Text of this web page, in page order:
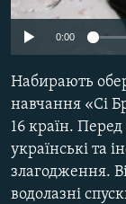
МУЛЬТИМЕДІА
ФОТО
СПЕЦПРОЄКТИ
ПОДКАСТИ
КРИМ РЕАЛІЇ
0:00
Набирають
навчання «Сі
16 країн.
українські та
злагодження.
водолазні